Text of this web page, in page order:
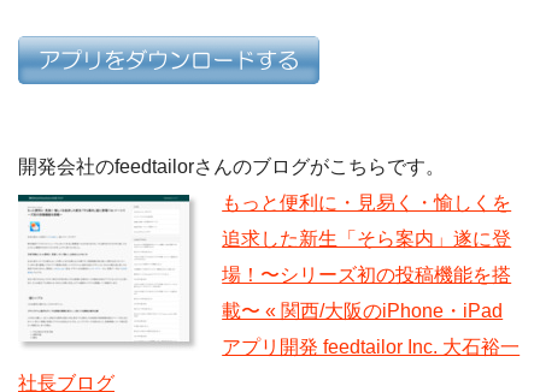
開発会社のfeedtailorさんのブログがこちらです。
もっと便利に・見易く・愉しくを
追求した新生「そら案内」遂に登
場！〜シリーズ初の投稿機能を搭
載〜 « 関西/大阪のiPhone・iPad
アプリ開発 feedtailor Inc. 大石裕一
社長ブログ